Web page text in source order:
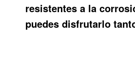
resistentes a la
puedes disfrutarlo